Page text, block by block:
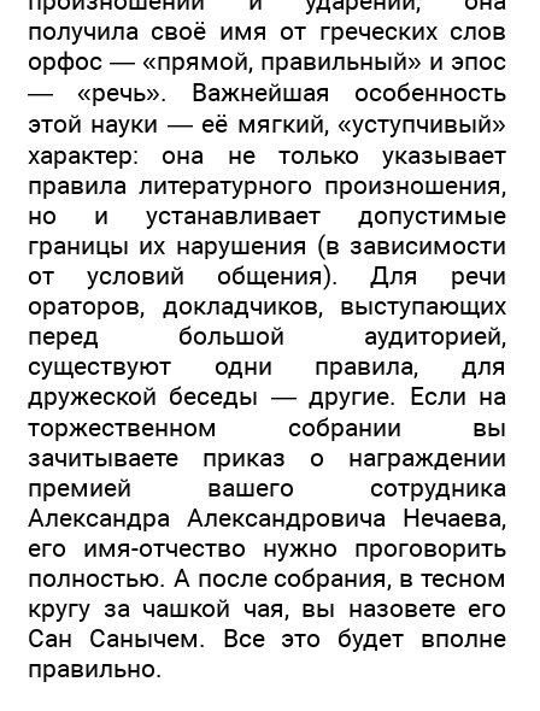
получила своё имя от греческих слов
орфос — «прямой, правильный» и эпос
— «речь». Важнейшая особенность
этой науки — её мягкий, «уступчивый»
характер: она не только указывает
правила литературного произношения,
но и устанавливает допустимые
границы их нарушения (в зависимости
от условий общения). Для речи
ораторов, докладчиков, выступающих
перед большой аудиторией,
существуют одни правила, для
дружеской беседы — другие. Если на
торжественном собрании вы
зачитываете приказ о награждении
премией вашего сотрудника
Александра Александровича Нечаева,
его имя-отчество нужно проговорить
полностью. А после собрания, в тесном
кругу за чашкой чая, вы назовете его
Сан Санычем. Все это будет вполне
правильно.